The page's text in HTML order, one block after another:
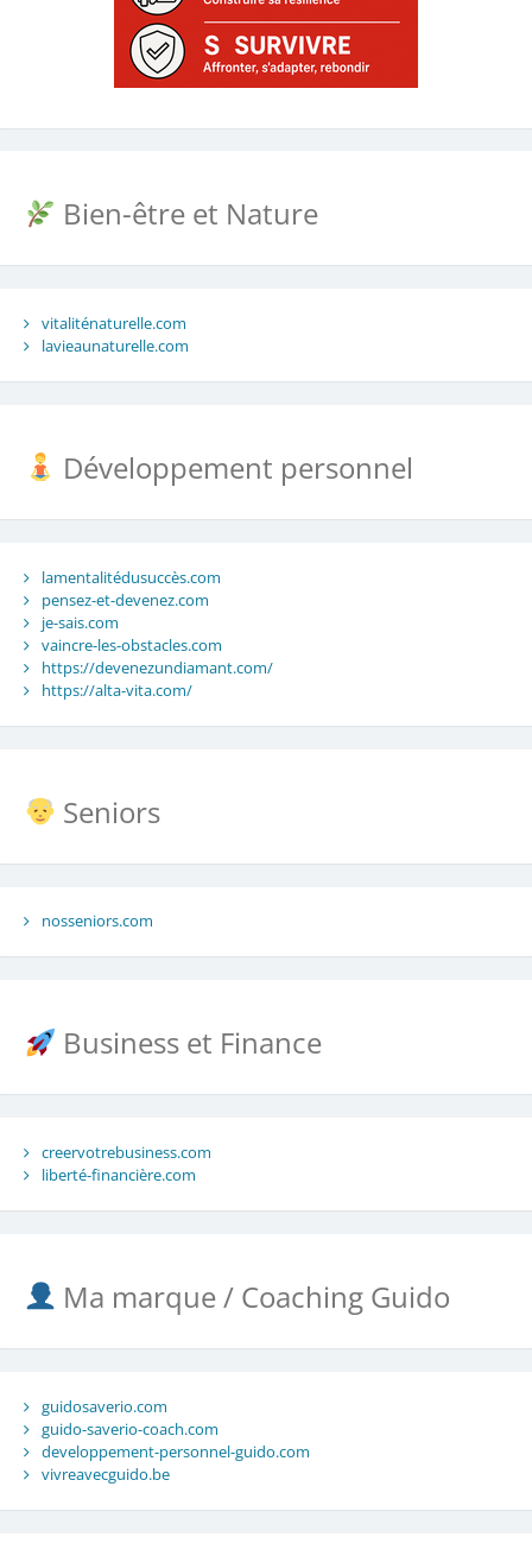
Bien-être et Nature
vitaliténaturelle.com
lavieaunaturelle.com
Développement personnel
lamentalitédusuccès.com
pensez-et-devenez.com
je-sais.com
vaincre-les-obstacles.com
https://devenezundiamant.com/
https://alta-vita.com/
Seniors
nosseniors.com
Business et Finance
creervotrebusiness.com
liberté-financière.com
Ma marque / Coaching Guido
guidosaverio.com
guido-saverio-coach.com
developpement-personnel-guido.com
vivreavecguido.be